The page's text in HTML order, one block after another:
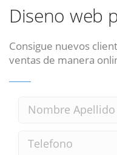
Diseno web
Consigue nuevos
ventas de manera